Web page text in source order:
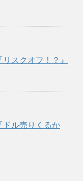
スクオフ！？』
ル売りくるか